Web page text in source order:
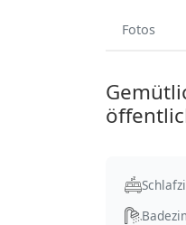
Fotos